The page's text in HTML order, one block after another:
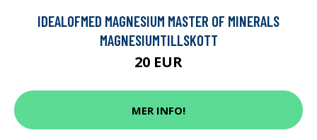
IDEALOFMED MAGNESIUM MASTER OF MINERALS
MAGNESIUMTILLSKOTT
20 EUR
MER INFO!